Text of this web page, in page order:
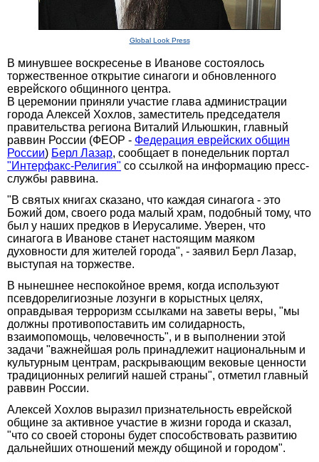
Global Look Press
В минувшее воскресенье в Иванове состоялось
торжественное открытие синагоги и обновленного
еврейского общинного центра.
В церемонии приняли участие глава администрации
города Алексей Хохлов, заместитель председателя
правительства региона Виталий Ильюшкин, главный
раввин России (ФЕОР - Федерация еврейских общин
России) Берл Лазар, сообщает в понедельник портал
"Интерфакс-Религия" со ссылкой на информацию пресс-
службы раввина.
"В святых книгах сказано, что каждая синагога - это
Божий дом, своего рода малый храм, подобный тому, что
был у наших предков в Иерусалиме. Уверен, что
синагога в Иванове станет настоящим маяком
духовности для жителей города", - заявил Берл Лазар,
выступая на торжестве.
В нынешнее неспокойное время, когда используют
псевдорелигиозные лозунги в корыстных целях,
оправдывая терроризм ссылками на заветы веры, "мы
должны противопоставить им солидарность,
взаимопомощь, человечность", и в выполнении этой
задачи "важнейшая роль принадлежит национальным и
культурным центрам, раскрывающим вековые ценности
традиционных религий нашей страны", отметил главный
раввин России.
Алексей Хохлов выразил признательность еврейской
общине за активное участие в жизни города и сказал,
"что со своей стороны будет способствовать развитию
дальнейших отношений между общиной и городом".